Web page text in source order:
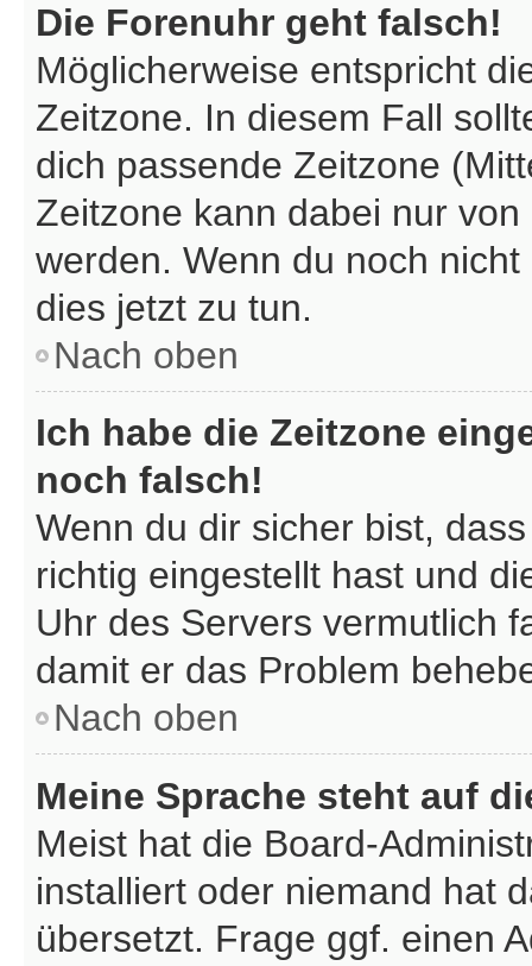
Die Forenuhr geht falsch!
Möglicherweise entspricht
Zeitzone. In diesem Fall
dich passende Zeitzone
Zeitzone kann dabei nur
werden. Wenn du noch
dies jetzt zu tun.
Nach oben
Ich habe die Zeitzone
noch falsch!
Wenn du dir sicher bist,
richtig eingestellt hast und
Uhr des Servers vermutlich
damit er das Problem
Nach oben
Meine Sprache steht auf
Meist hat die Board-
installiert oder niemand hat
übersetzt. Frage ggf. einen